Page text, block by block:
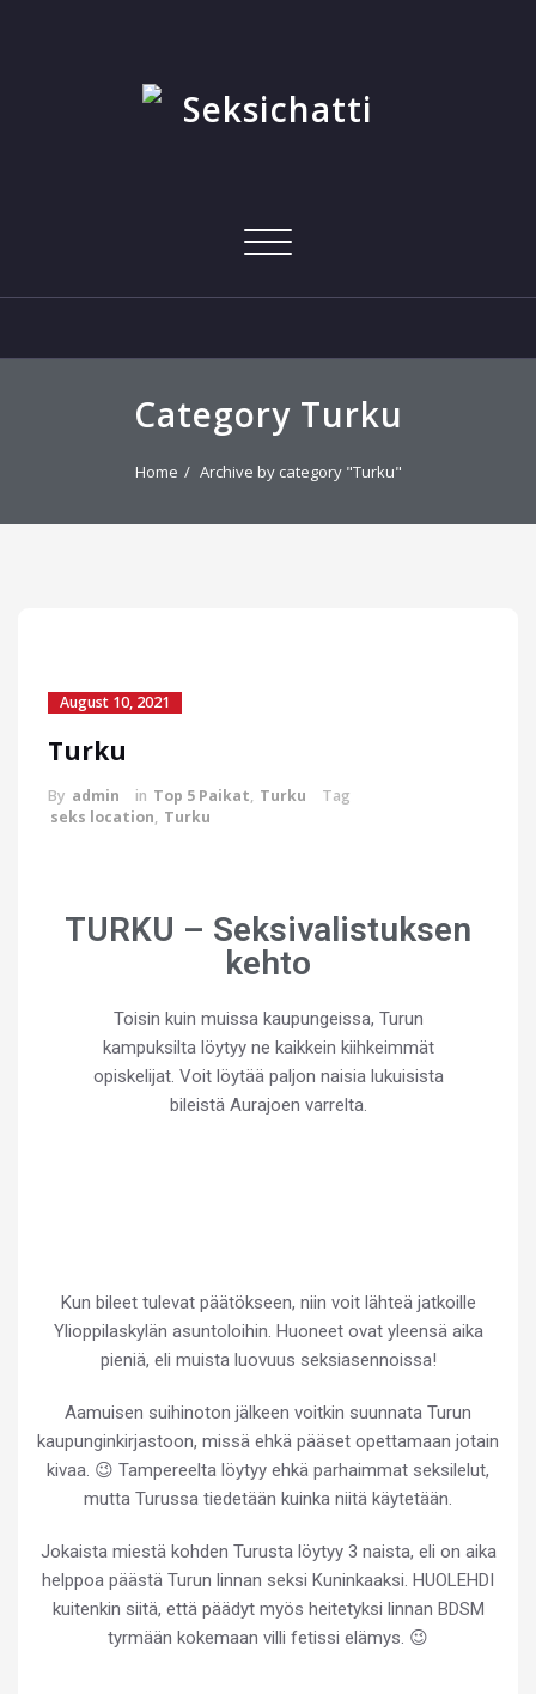
Toggle
Category Turku
Home Archive by category "Turku"
August 10, 2021
Turku
By admin in Top 5 Paikat, Turku
Tag
seks location, Turku
TURKU – Seksivalistuksen
kehto
Toisin kuin muissa kaupungeissa, Turun
kampuksilta löytyy ne kaikkein kiihkeimmät
opiskelijat. Voit löytää paljon naisia lukuisista
bileistä Aurajoen varrelta.
Kun bileet tulevat päätökseen, niin voit lähteä jatkoille
Ylioppilaskylän asuntoloihin. Huoneet ovat yleensä aika
pieniä, eli muista luovuus seksiasennoissa!
Aamuisen suihinoton jälkeen voitkin suunnata Turun
kaupunginkirjastoon, missä ehkä pääset opettamaan jotain
kivaa. 😉 Tampereelta löytyy ehkä parhaimmat seksilelut,
mutta Turussa tiedetään kuinka niitä käytetään.
Jokaista miestä kohden Turusta löytyy 3 naista, eli on aika
helppoa päästä Turun linnan seksi Kuninkaaksi. HUOLEHDI
kuitenkin siitä, että päädyt myös heitetyksi linnan BDSM
tyrmään kokemaan villi fetissi elämys. 😉